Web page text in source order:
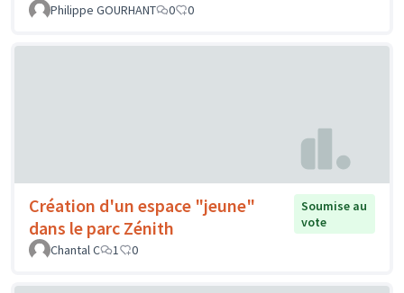
Philippe GOURHANT
0 0
Création d'un espace "jeune"
dans le parc Zénith
Soumise au
vote
Chantal C
1 0